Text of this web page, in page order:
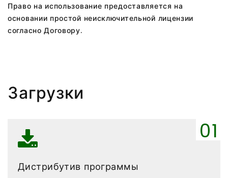
Право на использование предоставляется на
основании простой неисключительной лицензии
согласно Договору.
Загрузки
Дистрибутив программы